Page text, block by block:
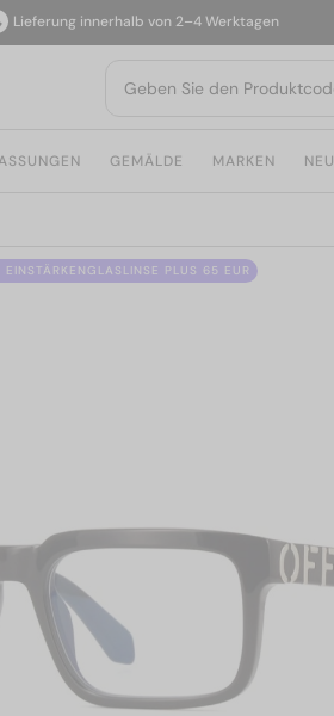
innerhalb von 2–4 Werktagen
GEMÄLDE MARKEN NEU
EINSTÄRKENGLASLINSE PLUS 65 EUR